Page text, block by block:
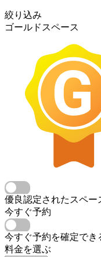
絞り込み
ゴールドスペース
優良認定されたスペー
今すぐ予約
今すぐ予約を確定でき
料金を選ぶ